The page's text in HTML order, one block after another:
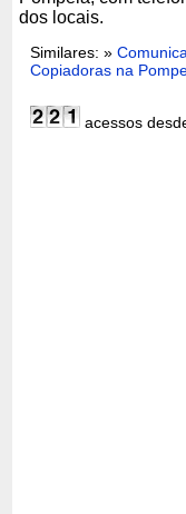
dos locais.
Similares: »
Copiadoras na
acessos